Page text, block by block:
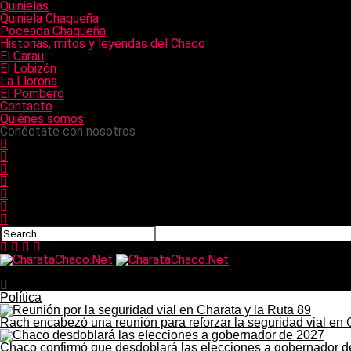
Quinielas
Quiniela Chaqueña
Poceada Chaqueña
Historias, mitos y leyendas del Chaco
El Carau
El Lobizón
La Llorona
El Pombero
Contacto
Quiénes somos
Conéctate con nosotros
Política
Rach encabezó una reunión para reforzar la seguridad vial en
Chaco confirmó que desdoblará las elecciones a gobernador